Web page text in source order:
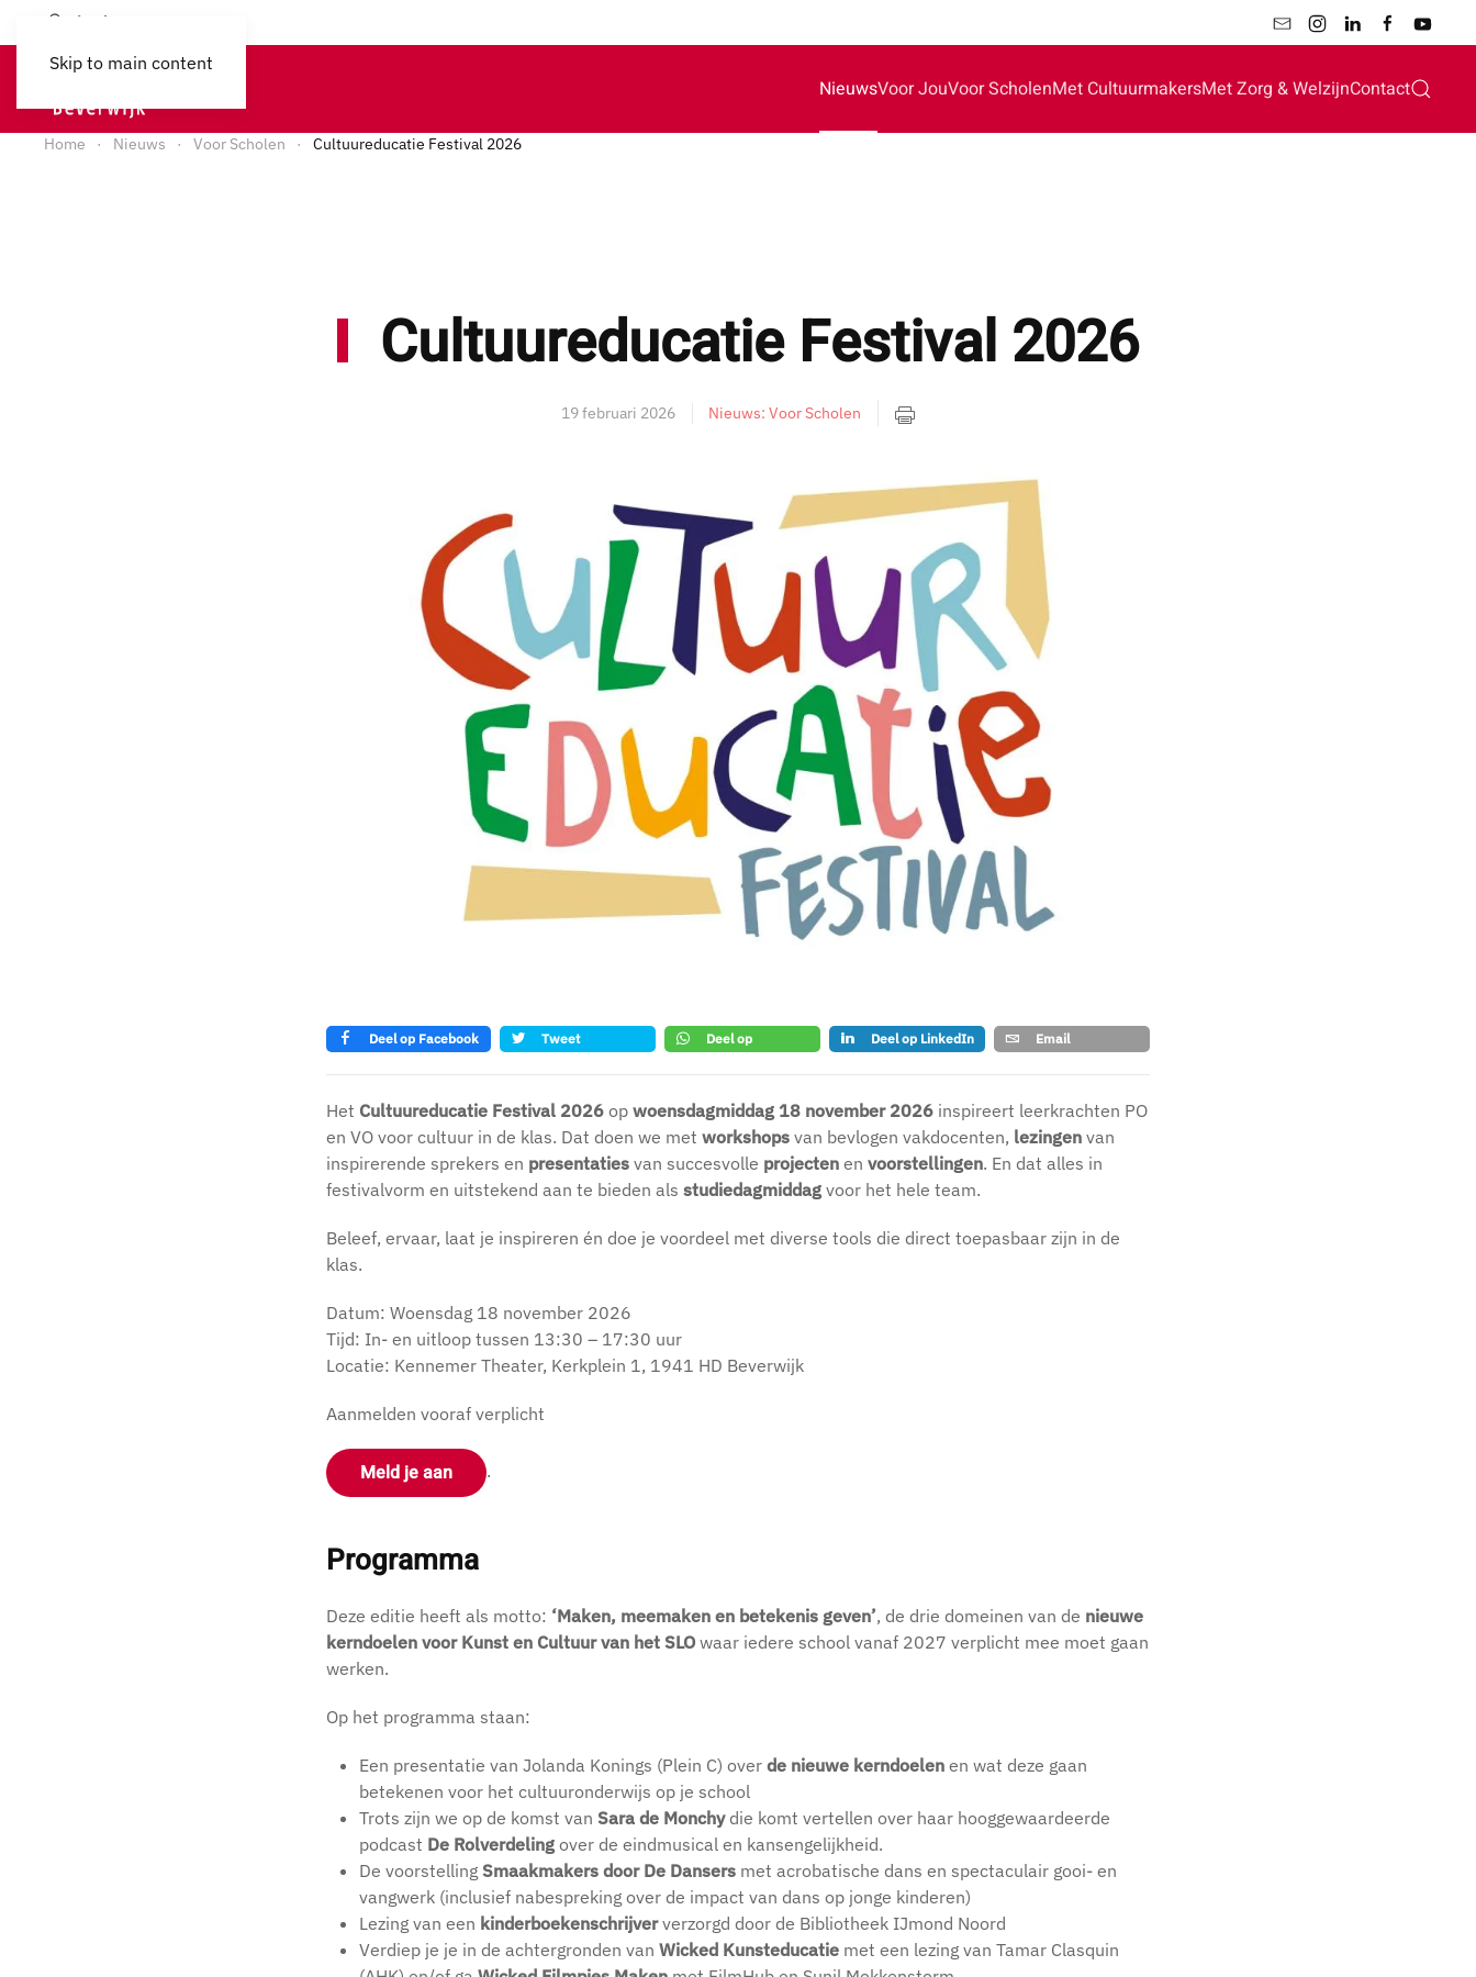
Skip to main content
Login
NieuwsVoor JouVoor ScholenMet CultuurmakersMet Zorg & WelzijnContact
Home Nieuws Voor Scholen Cultuureducatie Festival 2026
Cultuureducatie Festival 2026
19 februari 2026 Nieuws: Voor Scholen
Deel op Facebook Tweet
Deel op
Deel op LinkedIn Email
Het Cultuureducatie Festival 2026 op woensdagmiddag 18 november 2026 inspireert leerkrachten PO
en VO voor cultuur in de klas. Dat doen we met workshops van bevlogen vakdocenten, lezingen van
inspirerende sprekers en presentaties van succesvolle projecten en voorstellingen. En dat alles in
festivalvorm en uitstekend aan te bieden als studiedagmiddag voor het hele team.
Beleef, ervaar, laat je inspireren én doe je voordeel met diverse tools die direct toepasbaar zijn in de
klas.
Datum: Woensdag 18 november 2026
Tijd: In- en uitloop tussen 13:30 – 17:30 uur
Locatie: Kennemer Theater, Kerkplein 1, 1941 HD Beverwijk
Aanmelden vooraf verplicht
Meld je aan .
Programma
Deze editie heeft als motto: ‘Maken, meemaken en betekenis geven’, de drie domeinen van de nieuwe
kerndoelen voor Kunst en Cultuur van het SLO waar iedere school vanaf 2027 verplicht mee moet gaan
werken.
Op het programma staan:
Een presentatie van Jolanda Konings (Plein C) over de nieuwe kerndoelen en wat deze gaan
betekenen voor het cultuuronderwijs op je school
Trots zijn we op de komst van Sara de Monchydie komt vertellen over haar hooggewaardeerde
podcast De Rolverdeling over de eindmusical en kansengelijkheid.
De voorstelling Smaakmakers door De Dansers met acrobatische dans en spectaculair gooi- en
vangwerk (inclusief nabespreking over de impact van dans op jonge kinderen)
Lezing van een kinderboekenschrijververzorgd door de Bibliotheek IJmond Noord
Verdiep je je in de achtergronden van Wicked Kunsteducatie met een lezing van Tamar Clasquin